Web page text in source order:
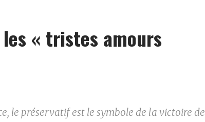
« tristes amours
le préservatif est le symbole de la victoire de